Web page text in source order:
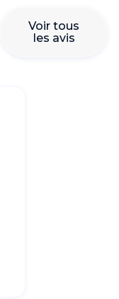
Voir tous
les avis